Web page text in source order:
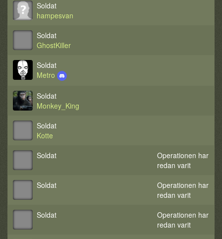
Soldat
hampesvan
Soldat
GhostKiller
Soldat
Metro
Soldat
Monkey_King
Soldat
Kotte
Soldat
Operationen har
redan varit
Soldat
Operationen har
redan varit
Soldat
Operationen har
redan varit